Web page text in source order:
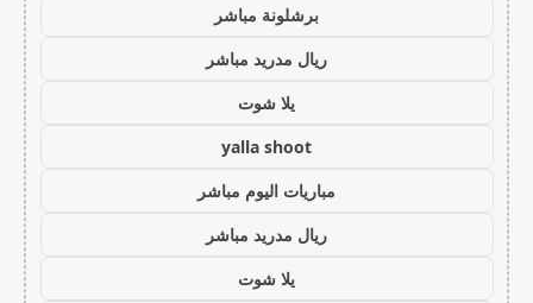
برشلونة مباشر
ريال مدريد مباشر
يلا شوت
yalla shoot
مباريات اليوم مباشر
ريال مدريد مباشر
يلا شوت